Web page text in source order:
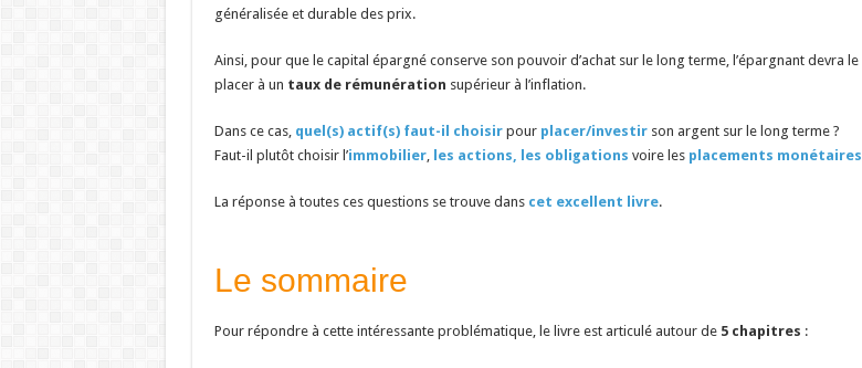
généralisée et durable des prix.
Ainsi, pour que le capital épargné conserve son pouvoir d’achat sur le long terme, l’épargnant devra le
placer à un taux de rémunération supérieur à l’inflation.
Dans ce cas, quel(s) actif(s) faut-il choisirpour placer/investirson argent sur le long terme ?
Faut-il plutôt choisir l’immobilier, les actions, les obligations voire les placements monétaires
La réponse à toutes ces questions se trouve dans cet excellent livre.
Le sommaire
Pour répondre à cette intéressante problématique, le livre est articulé autour de 5 chapitres :